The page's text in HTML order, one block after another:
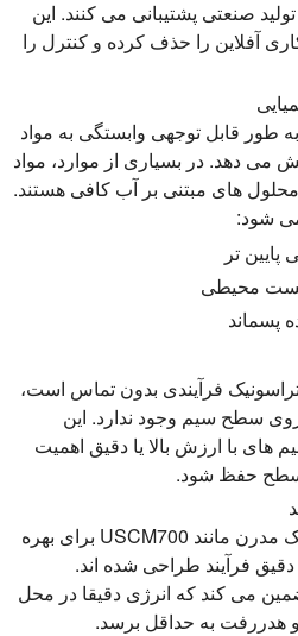
صنعتی پشتیبانی می کنند. این
آفلاین را حذف کرده و کنترل را
طور قابل توجهی وابستگی به مواد
می دهد. در بسیاری از موارد، مواد
محلول های مبتنی بر آب کافی هستند.
شود:
پایین تر
محیطی
پسماند
فرآیندی بدون تماس است،
سطح سیم وجود ندارد. این
های با ارزش بالا یا دقیق اهمیت
سطح حفظ شود.
سیستم های اولتراسونیک مدرن مانند USCM700 برای بهره
دقیق فرآیند طراحی شده اند.
می کند که انرژی دقیقا در محل
هدررفت به حداقل برسد.